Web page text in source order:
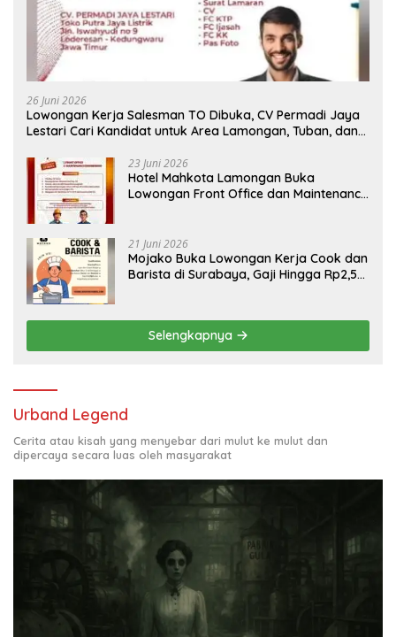
26 Juni 2026
Lowongan Kerja Salesman TO Dibuka, CV Permadi Jaya
Lestari Cari Kandidat untuk Area Lamongan, Tuban, dan
23 Juni 2026
Hotel Mahkota Lamongan Buka
Lowongan Front Office dan Maintenance
21 Juni 2026
Mojako Buka Lowongan Kerja Cook dan
Barista di Surabaya, Gaji Hingga Rp2,5
Selengkapnya
Urband Legend
Cerita atau kisah yang menyebar dari mulut ke mulut dan
dipercaya secara luas oleh masyarakat